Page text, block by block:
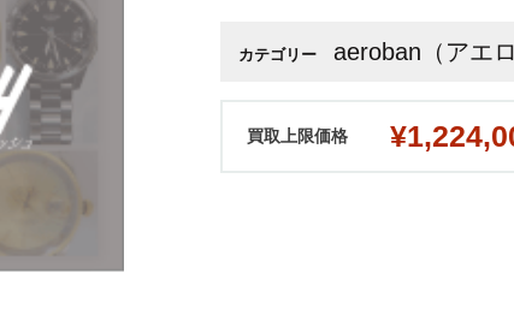
カテゴリー aeroban（アエ
買取上限価格